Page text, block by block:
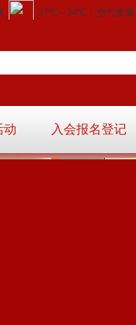
动 入会报名登记